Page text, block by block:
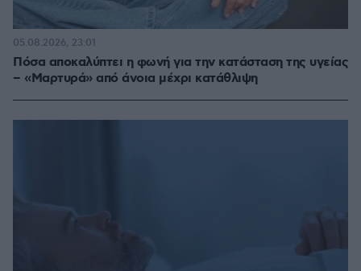
Πόσα αποκαλύπτει η φωνή για την κατάσταση της υγείας
– «Μαρτυρά» από άνοια μέχρι κατάθλιψη
05.08.2026, 23:01